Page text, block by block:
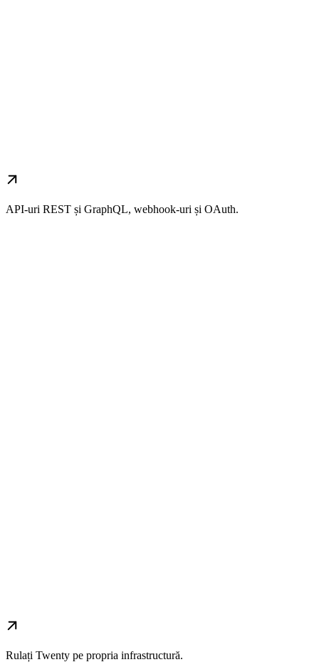
API-uri REST și GraphQL, webhook-uri și OAuth.
Rulați Twenty pe propria infrastructură.